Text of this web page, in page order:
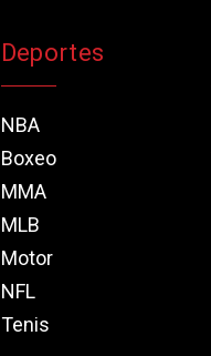
Deportes
NBA
Boxeo
MMA
MLB
Motor
NFL
Tenis